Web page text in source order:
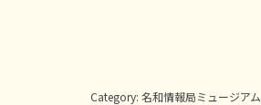
Category: 名和情報局ミュージアム